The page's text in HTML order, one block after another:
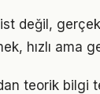
değil,
hızlı ama
teorik bilgi